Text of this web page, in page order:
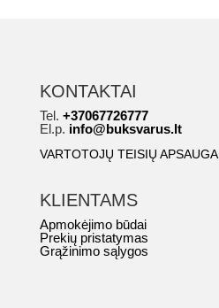
KONTAKTAI
Tel. +37067726777
El.p. info@buksvarus.lt
VARTOTOJŲ TEISIŲ APSAUGA
KLIENTAMS
Apmokėjimo būdai
Prekių pristatymas
Grąžinimo sąlygos